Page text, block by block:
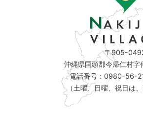
〒905-
沖縄県国頭郡今帰仁村字
電話番号：0980-56-
（土曜、日曜、祝日は、